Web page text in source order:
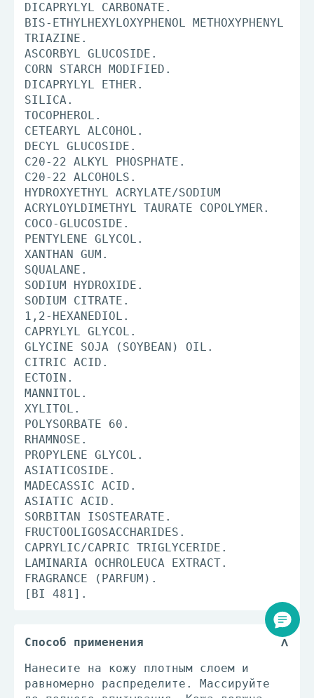
DICAPRYLYL CARBONATE.
BIS-ETHYLHEXYLOXYPHENOL METHOXYPHENYL
TRIAZINE.
ASCORBYL GLUCOSIDE.
CORN STARCH MODIFIED.
DICAPRYLYL ETHER.
SILICA.
TOCOPHEROL.
CETEARYL ALCOHOL.
DECYL GLUCOSIDE.
C20-22 ALKYL PHOSPHATE.
C20-22 ALCOHOLS.
HYDROXYETHYL ACRYLATE/SODIUM
ACRYLOYLDIMETHYL TAURATE COPOLYMER.
COCO-GLUCOSIDE.
PENTYLENE GLYCOL.
XANTHAN GUM.
SQUALANE.
SODIUM HYDROXIDE.
SODIUM CITRATE.
1,2-HEXANEDIOL.
CAPRYLYL GLYCOL.
GLYCINE SOJA (SOYBEAN) OIL.
CITRIC ACID.
ECTOIN.
MANNITOL.
XYLITOL.
POLYSORBATE 60.
RHAMNOSE.
PROPYLENE GLYCOL.
ASIATICOSIDE.
MADECASSIC ACID.
ASIATIC ACID.
SORBITAN ISOSTEARATE.
FRUCTOOLIGOSACCHARIDES.
CAPRYLIC/CAPRIC TRIGLYCERIDE.
LAMINARIA OCHROLEUCA EXTRACT.
FRAGRANCE (PARFUM).
[BI 481].
Способ применения
Нанесите на кожу плотным слоем и
равномерно распределите. Массируйте